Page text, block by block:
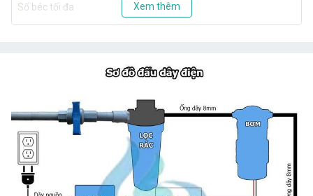
Số béc tối đa 20
Xem thêm